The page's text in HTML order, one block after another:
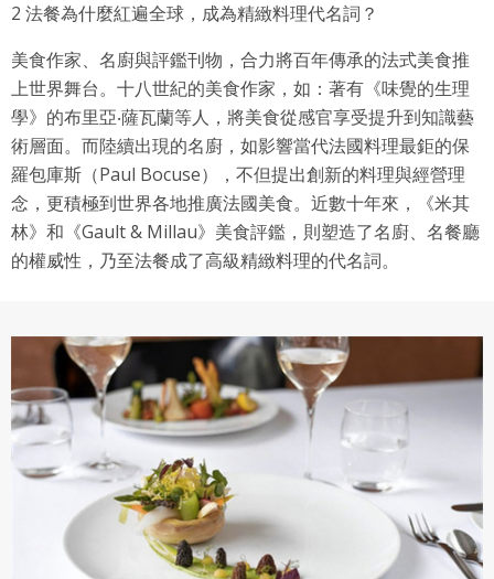
2 法餐為什麼紅遍全球，成為精緻料理代名詞？
美食作家、名廚與評鑑刊物，合力將百年傳承的法式美食推
上世界舞台。十八世紀的美食作家，如：著有《味覺的生理
學》的布里亞‧薩瓦蘭等人，將美食從感官享受提升到知識藝
術層面。而陸續出現的名廚，如影響當代法國料理最鉅的保
羅包庫斯（Paul Bocuse），不但提出創新的料理與經營理
念，更積極到世界各地推廣法國美食。近數十年來，《米其
林》和《Gault & Millau》美食評鑑，則塑造了名廚、名餐廳
的權威性，乃至法餐成了高級精緻料理的代名詞。